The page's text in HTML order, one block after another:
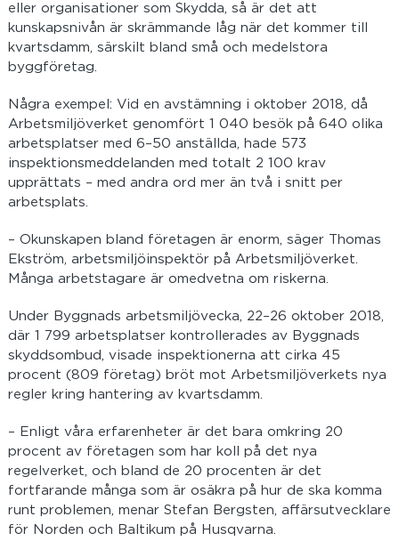
eller organisationer som Skydda, så är det att
kunskapsnivån är skrämmande låg när det kommer till
kvartsdamm, särskilt bland små och medelstora
byggföretag.
Några exempel: Vid en avstämning i oktober 2018, då
Arbetsmiljöverket genomfört 1 040 besök på 640 olika
arbetsplatser med 6–50 anställda, hade 573
inspektionsmeddelanden med totalt 2 100 krav
upprättats – med andra ord mer än två i snitt per
arbetsplats.
– Okunskapen bland företagen är enorm, säger Thomas
Ekström, arbetsmiljöinspektör på Arbetsmiljöverket.
Många arbetstagare är omedvetna om riskerna.
Under Byggnads arbetsmiljövecka, 22–26 oktober 2018,
där 1 799 arbetsplatser kontrollerades av Byggnads
skyddsombud, visade inspektionerna att cirka 45
procent (809 företag) bröt mot Arbetsmiljöverkets nya
regler kring hantering av kvartsdamm.
– Enligt våra erfarenheter är det bara omkring 20
procent av företagen som har koll på det nya
regelverket, och bland de 20 procenten är det
fortfarande många som är osäkra på hur de ska komma
runt problemen, menar Stefan Bergsten, affärsutvecklare
för Norden och Baltikum på Husqvarna.